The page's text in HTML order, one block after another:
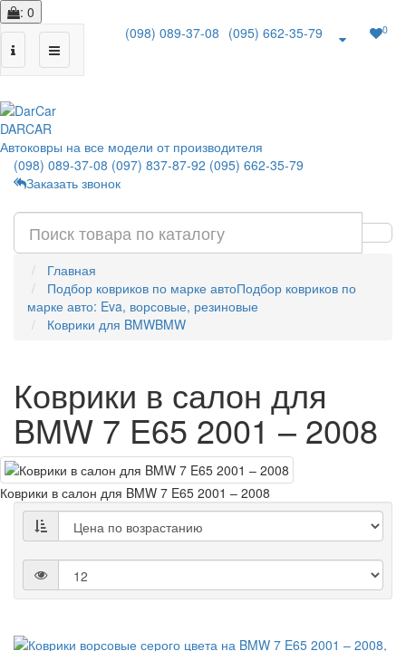
: 0
(098) 089-37-08 (095) 662-35-79 0
DARCAR
Автоковры на все модели от производителя
(098) 089-37-08 (097) 837-87-92 (095) 662-35-79
Заказать звонок
Главная
Подбор ковриков по марке автоПодбор ковриков по
марке авто: Eva, ворсовые, резиновые
Коврики для BMWBMW
Коврики в салон для
BMW 7 E65 2001 – 2008
Коврики в салон для BMW 7 E65 2001 – 2008